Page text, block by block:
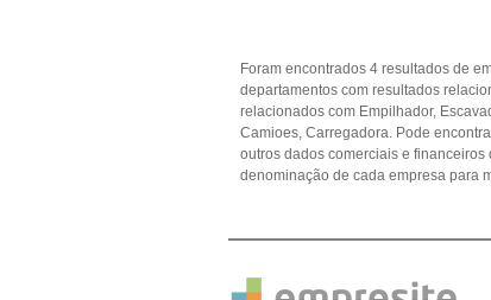
Foram encontrados 4 resultados de
departamentos com resultados
relacionados com Empilhador,
Camioes, Carregadora. Pode
outros dados comerciais e
denominação de cada empresa para